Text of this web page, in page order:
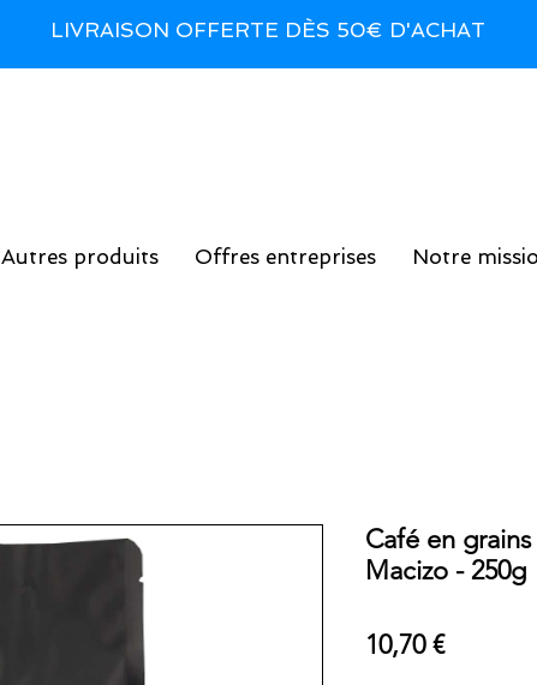
LIVRAISON OFFERTE DÈS 50€ D'ACHAT
Autres produits Offres entreprises
Notre
Café en
Macizo - 250g
10,70 €Prix